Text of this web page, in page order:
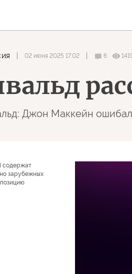
02 июня 2025 17:02 6
Джон Маккейн
зарубежных